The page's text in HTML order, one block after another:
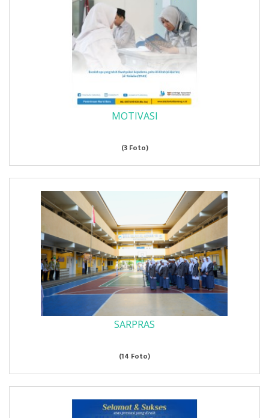
MOTIVASI
(3 Foto)
SARPRAS
(14 Foto)